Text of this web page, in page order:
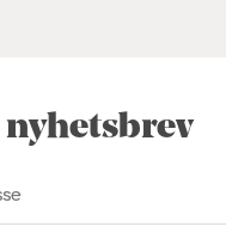
nyhetsbrev